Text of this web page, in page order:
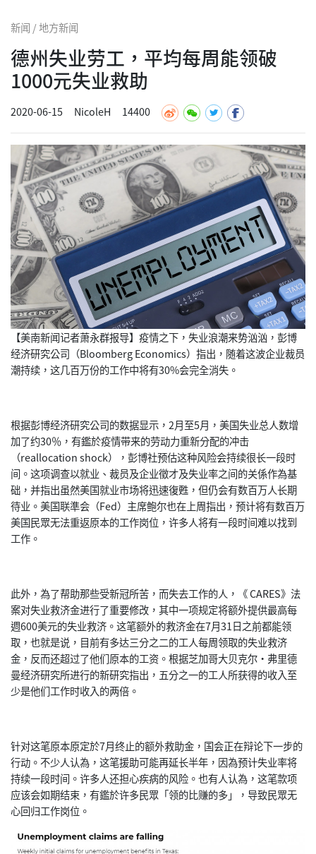
新闻 / 地方新闻
德州失业劳工，平均每周能领破
1000元失业救助
2020-06-15 NicoleH 14400
【美南新闻记者萧永群报导】疫情之下，失业浪潮来势汹汹，彭博
经济研究公司（Bloomberg Economics）指出，随着这波企业裁员
潮持续，这几百万份的工作中将有30%会完全消失。
根据彭博经济研究公司的数据显示，2月至5月，美国失业总人数增
加了约30％，有鑑於疫情带来的劳动力重新分配的冲击
（reallocation shock），彭博社预估这种风险会持续很长一段时
间。这项调查以就业、裁员及企业徵才及失业率之间的关係作為基
础，并指出虽然美国就业市场将迅速復甦，但仍会有数百万人长期
待业。美国联準会（Fed）主席鲍尔也在上周指出，预计将有数百万
美国民眾无法重返原本的工作岗位，许多人将有一段时间难以找到
工作。
此外，為了帮助那些受新冠所苦，而失去工作的人，《 CARES》法
案对失业救济金进行了重要修改，其中一项规定将额外提供最高每
週600美元的失业救济。这笔额外的救济金在7月31日之前都能领
取，也就是说，目前有多达三分之二的工人每周领取的失业救济
金，反而还超过了他们原本的工资。根据芝加哥大贝克尔·弗里德
曼经济研究所进行的新研究指出，五分之一的工人所获得的收入至
少是他们工作时收入的两倍。
针对这笔原本原定於7月终止的额外救助金，国会正在辩论下一步的
行动。不少人认為，这笔援助可能再延长半年，因為预计失业率将
持续一段时间。许多人还担心疾病的风险。也有人认為，这笔款项
应该会如期结束，有鑑於许多民眾「领的比赚的多」，导致民眾无
心回归工作岗位。